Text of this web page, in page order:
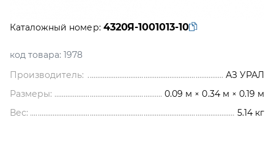
Каталожный номер: 4320Я-1001013-10
код товара: 1978
Производитель:
АЗ УРАЛ
Размеры:
0.09 м × 0.34 м × 0.19 м
Вес:
5.14 кг